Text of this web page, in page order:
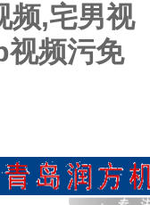
频,宅男视
视频污免